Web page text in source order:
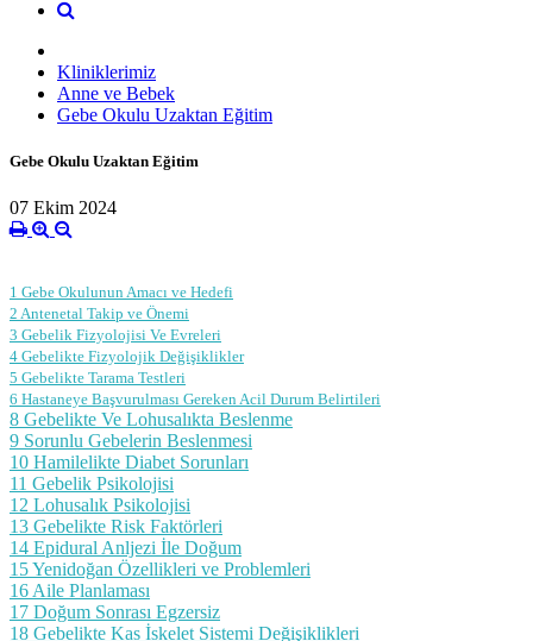
Kliniklerimiz
Anne ve Bebek
Gebe Okulu Uzaktan Eğitim
Gebe Okulu Uzaktan Eğitim
07 Ekim 2024
1 Gebe Okulunun Amacı ve Hedefi
2 Antenetal Takip ve Önemi
3 Gebelik Fizyolojisi Ve Evreleri
4 Gebelikte Fizyolojik Değişiklikler
5 Gebelikte Tarama Testleri
6 Hastaneye Başvurulması Gereken Acil Durum Belirtileri
8 Gebelikte Ve Lohusalıkta Beslenme
9 Sorunlu Gebelerin Beslenmesi
10 Hamilelikte Diabet Sorunları
11 Gebelik Psikolojisi
12 Lohusalık Psikolojisi
13 Gebelikte Risk Faktörleri
14 Epidural Anljezi İle Doğum
15 Yenidoğan Özellikleri ve Problemleri
16 Aile Planlaması
17 Doğum Sonrası Egzersiz
18 Gebelikte Kas İskelet Sistemi Değişiklikleri